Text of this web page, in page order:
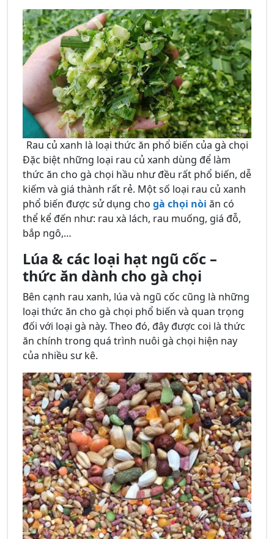
Rau củ xanh là loại thức ăn phổ biến của gà chọi
Đặc biệt những loại rau củ xanh dùng để làm
thức ăn cho gà chọi hầu như đều rất phổ biến, dễ
kiếm và giá thành rất rẻ. Một số loại rau củ xanh
phổ biến được sử dụng cho gà chọi nòi ăn có
thể kể đến như: rau xà lách, rau muống, giá đỗ,
bắp ngô,…
Lúa & các loại hạt ngũ cốc –
thức ăn dành cho gà chọi
Bên cạnh rau xanh, lúa và ngũ cốc cũng là những
loại thức ăn cho gà chọi phổ biến và quan trọng
đối với loại gà này. Theo đó, đây được coi là thức
ăn chính trong quá trình nuôi gà chọi hiện nay
của nhiều sư kê.